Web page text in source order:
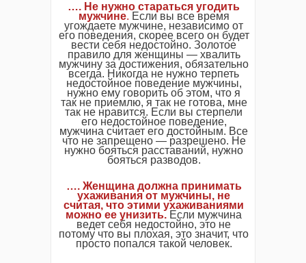
…. Не нужно стараться угодить
мужчине. Если вы все время
угождаете мужчине, независимо от
его поведения, скорее всего он будет
вести себя недостойно. Золотое
правило для женщины — хвалить
мужчину за достижения, обязательно
всегда. Никогда не нужно терпеть
недостойное поведение мужчины,
нужно ему говорить об этом, что я
так не приемлю, я так не готова, мне
так не нравится. Если вы стерпели
его недостойное поведение,
мужчина считает его достойным. Все
что не запрещено — разрешено. Не
нужно бояться расставаний, нужно
бояться разводов.
…. Женщина должна принимать
ухаживания от мужчины, не
считая, что этими ухаживаниями
можно ее унизить. Если мужчина
ведет себя недостойно, это не
потому что вы плохая, это значит, что
просто попался такой человек.